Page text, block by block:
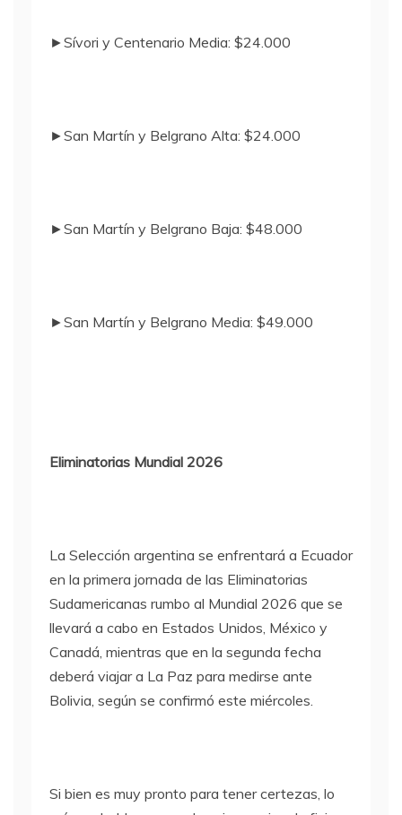
►Sívori y Centenario Media: $24.000
►San Martín y Belgrano Alta: $24.000
►San Martín y Belgrano Baja: $48.000
►San Martín y Belgrano Media: $49.000
Eliminatorias Mundial 2026
La Selección argentina se enfrentará a Ecuador
en la primera jornada de las Eliminatorias
Sudamericanas rumbo al Mundial 2026 que se
llevará a cabo en Estados Unidos, México y
Canadá, mientras que en la segunda fecha
deberá viajar a La Paz para medirse ante
Bolivia, según se confirmó este miércoles.
Si bien es muy pronto para tener certezas, lo